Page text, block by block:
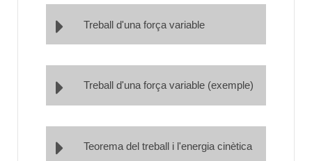
Treball d'una força variable
Treball d'una força variable (exemple)
Teorema del treball i l'energia cinètica